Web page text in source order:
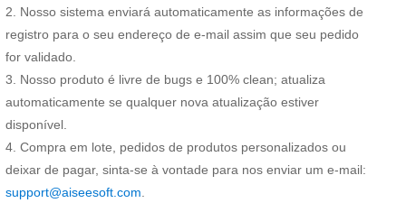
Nosso sistema enviará automaticamente as informações de
registro para o seu endereço de e-mail assim que seu pedido
for validado.
Nosso produto é livre de bugs e 100% clean; atualiza
automaticamente se qualquer nova atualização estiver
disponível.
Compra em lote, pedidos de produtos personalizados ou
deixar de pagar, sinta-se à vontade para nos enviar um e-mail:
support@aiseesoft.com.